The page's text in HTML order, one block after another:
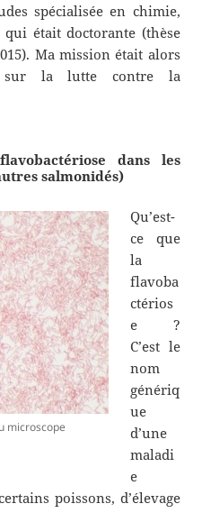
spécialisée en chimie,
qui était doctorante (thèse
Ma mission était alors
sur la lutte contre la
dans les
salmonidés)
microscope
Qu’est-
ce que
la
flavoba
ctérios
e ?
C’est le
nom
génériq
ue
d’une
maladi
e
poissons, d’élevage